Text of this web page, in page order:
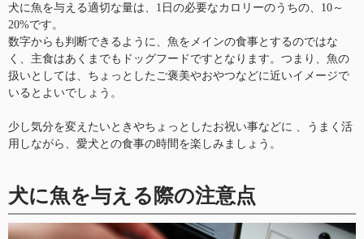
犬に魚を与える適切な量は、1日の必要なカロリーのうちの、10～
20%です。
数字からも判断できるように、魚をメインの食事とするのではな
く、主食はあくまでもドッグフードですとなります。つまり、魚の
扱いとしては、ちょっとしたご褒美やおやつなどに近いイメージで
いるとよいでしょう。
少し気分を変えたいときやちょっとしたお祝い事などに 、うまく活
用しながら、愛犬との食事の時間を楽しみましょう。
犬に魚を与える際の注意点